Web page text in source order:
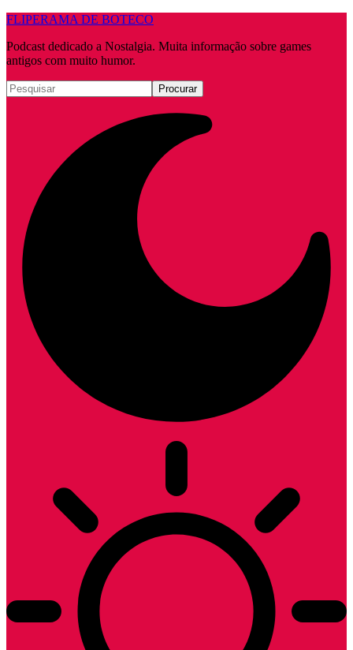
FLIPERAMA DE BOTECO
Podcast dedicado a Nostalgia. Muita informação sobre games
antigos com muito humor.